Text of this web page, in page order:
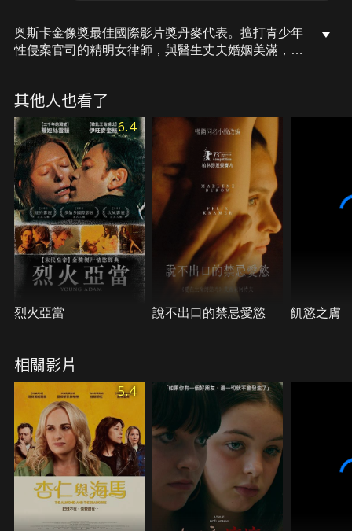
奥斯卡金像獎最佳國際影片獎丹麥代表。擅打青少年
性侵案官司的精明女律師，與醫生丈夫婚姻美滿，事
春怒火點燃，陷入不倫關係，一發不可收拾；不惜一
切犧牲樹苗以挽救森林，原來靈魂早已焚燒殆盡。
其他人也看了
6.4
烈火亞當 說不出口的禁忌愛慾 飢慾之膚
相關影片
5.4